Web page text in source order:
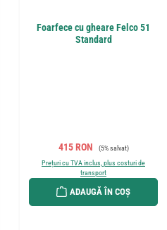
Foarfece cu gheare Felco 51
Standard
Preț de vânzare:
415 RON Preț obișnuit:
(5% salvat)
Prețuri cu TVA inclus, plus costuri de
transport
ADAUGĂ ÎN COȘ